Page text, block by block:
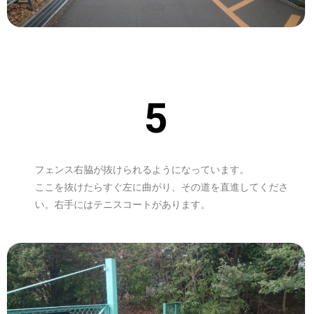
5
フェンス右脇が抜けられるようになっています。
ここを抜けたらすぐ左に曲がり、その道を直進してくださ
い。右手にはテニスコートがあります。